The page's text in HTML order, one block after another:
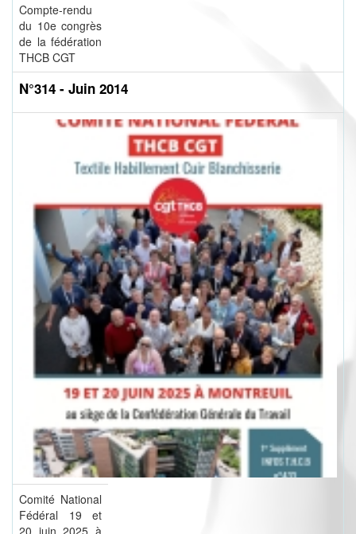
Compte-rendu
du 10e congrès
de la fédération
THCB CGT
N°314 - Juin 2014
Comité National
Fédéral 19 et